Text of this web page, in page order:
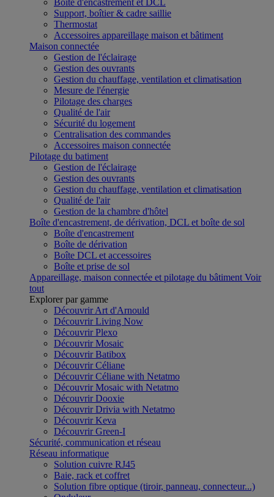
Boîte d'encastrement et DCL
Support, boîtier & cadre saillie
Thermostat
Accessoires appareillage maison et bâtiment
Maison connectée
Gestion de l'éclairage
Gestion des ouvrants
Gestion du chauffage, ventilation et climatisation
Mesure de l'énergie
Pilotage des charges
Qualité de l'air
Sécurité du logement
Centralisation des commandes
Accessoires maison connectée
Pilotage du batiment
Gestion de l'éclairage
Gestion des ouvrants
Gestion du chauffage, ventilation et climatisation
Qualité de l'air
Gestion de la chambre d'hôtel
Boîte d'encastrement, de dérivation, DCL et boîte de sol
Boîte d'encastrement
Boîte de dérivation
Boîte DCL et accessoires
Boîte et prise de sol
Appareillage, maison connectée et pilotage du bâtiment Voir
tout
Explorer par gamme
Découvrir Art d'Arnould
Découvrir Living Now
Découvrir Plexo
Découvrir Mosaic
Découvrir Batibox
Découvrir Céliane
Découvrir Céliane with Netatmo
Découvrir Mosaic with Netatmo
Découvrir Dooxie
Découvrir Drivia with Netatmo
Découvrir Keva
Découvrir Green-I
Sécurité, communication et réseau
Réseau informatique
Solution cuivre RJ45
Baie, rack et coffret
Solution fibre optique (tiroir, panneau, connecteur...)